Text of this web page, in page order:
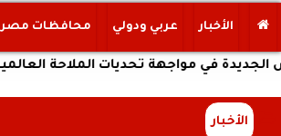
الأخبار عربي ودولي محافظات مصر
مواجهة تحديات الملاحة العالمية
الأخبار